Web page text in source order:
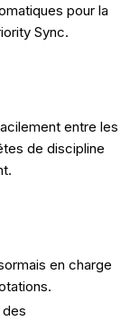
pour la
Sync.
entre les
de discipline
en charge